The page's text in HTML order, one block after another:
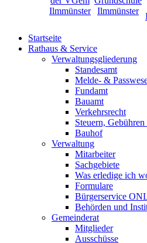
Startseite
Rathaus & Service
Verwaltungsgliederung
Standesamt
Melde- &
Fundamt
Bauamt
Verkehrsrecht
Steuern,
Bauhof
Verwaltung
Mitarbeiter
Sachgebiete
Was erledige ich
Formulare
Bürgerservice
Behörden und
Gemeinderat
Mitglieder
Ausschüsse